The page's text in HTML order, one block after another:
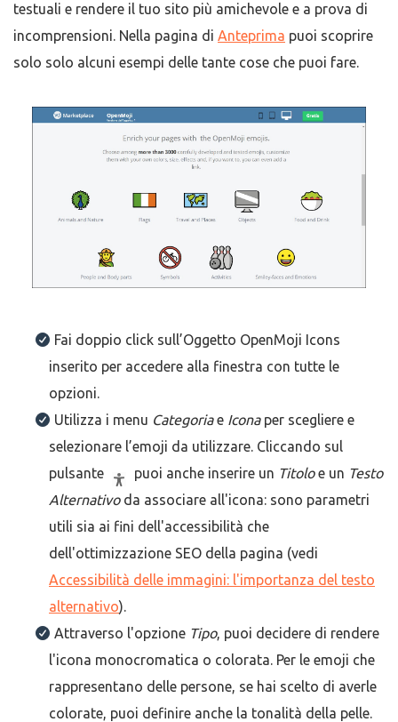
testuali e rendere il tuo sito più amichevole e a prova di
incomprensioni. Nella pagina di Anteprima puoi scoprire
solo solo alcuni esempi delle tante cose che puoi fare.
Fai doppio click sull’Oggetto OpenMoji Icons
inserito per accedere alla finestra con tutte le
opzioni.
Utilizza i menu Categoriae Iconaper scegliere e
selezionare l’emoji da utilizzare. Cliccando sul
pulsante
puoi anche inserire un Titoloe un Testo
Alternativoda associare all'icona: sono parametri
utili sia ai fini dell'accessibilità che
dell'ottimizzazione SEO della pagina (vedi
Accessibilità delle immagini: l'importanza del testo
alternativo).
Attraverso l'opzione Tipo, puoi decidere di rendere
l'icona monocromatica o colorata. Per le emoji che
rappresentano delle persone, se hai scelto di averle
colorate, puoi definire anche la tonalità della pelle.